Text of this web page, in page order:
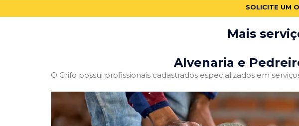
SOLICITE UM
Mais
Alvenaria e
O Grifo possui profissionais cadastrados especializados em